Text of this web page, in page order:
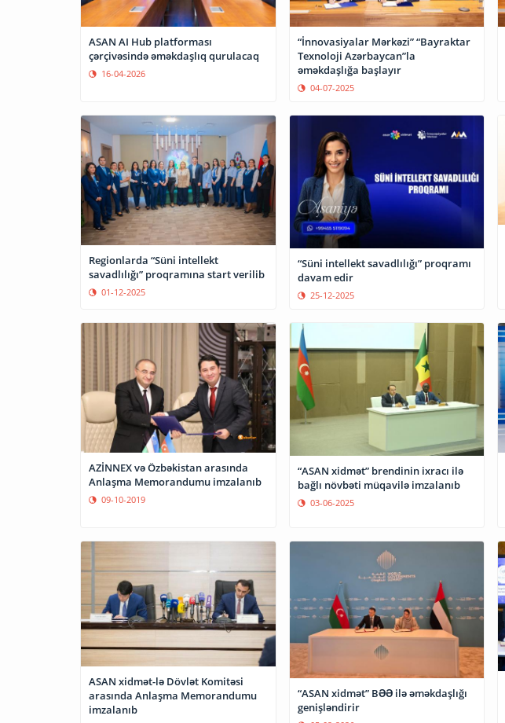
ASAN AI Hub platforması
çərçivəsində əməkdaşlıq qurulacaq
16-04-2026
“İnnovasiyalar Mərkəzi” “Bayraktar
Texnoloji Azərbaycan”la
əməkdaşlığa başlayır
04-07-2025
Regionlarda “Süni intellekt
savadlılığı” proqramına start verilib
01-12-2025
“Süni intellekt savadlılığı” proqramı
davam edir
25-12-2025
AZİNNEX və Özbəkistan arasında
Anlaşma Memorandumu imzalanıb
09-10-2019
“ASAN xidmət” brendinin ixracı ilə
bağlı növbəti müqavilə imzalanıb
03-06-2025
ASAN xidmət-lə Dövlət Komitəsi
arasında Anlaşma Memorandumu
imzalanıb
“ASAN xidmət” BƏƏ ilə əməkdaşlığı
genişləndirir